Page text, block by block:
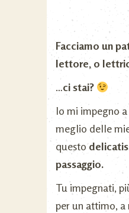
Facciamo un
lettore, o
…ci stai?
Io mi impegno
meglio delle
questo
passaggio.
Tu impegnati,
per un attimo, a